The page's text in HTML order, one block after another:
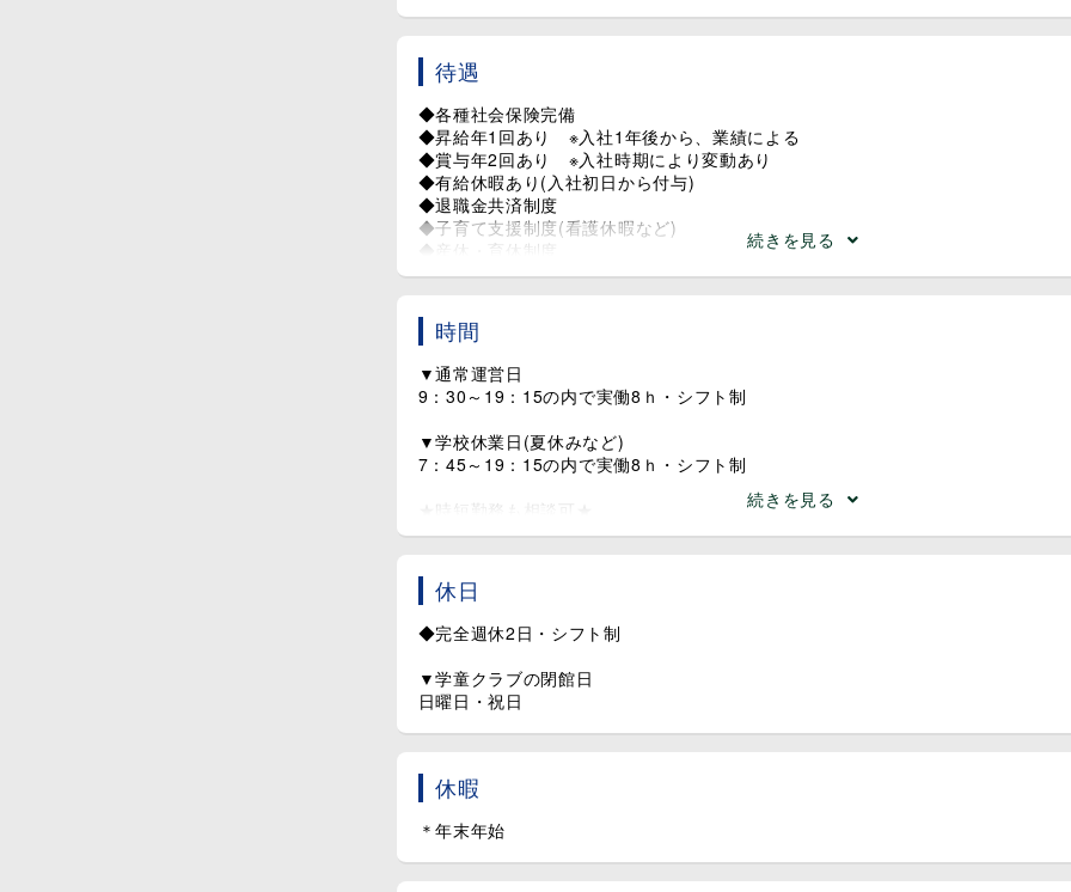
～～ 1日の流れ（例） ～～
＊12：00 ⇒ 休憩・昼食
＊13：00 ⇒ 全体ミーティング、日案作成、イベント準備
＊14：00 ⇒ 児童受け入れ開始。遊びや学習をサポート
＊16：00 ⇒ 買い出し、献立作成～おやつの準備・提供
＊16：30 ⇒ 帰りの会／帰宅準備、安全指導
＊19：00 ⇒ 児童全員が退館後、設備点検、清掃、日誌作成
＊19：15 ⇒ 退勤・お疲れ様でした(^^)/
待遇
続きを見る
◆各種社会保険完備
◆昇給年1回あり ※入社1年後から、業績による
◆賞与年2回あり ※入社時期により変動あり
◆有給休暇あり(入社初日から付与)
◆退職金共済制度
◆子育て支援制度(看護休暇など)
◆産休・育休制度
◆介護休暇
◆交通費全額支給
◆勤続10年表彰
◆定期健康診断
◆受動喫煙対策あり(屋内・敷地内禁煙)
◆借上げ社宅制度 ※規定あり
◆引越し費用援助 ※規定あり
◆住宅手当
◆一人親手当
◆施設見学OK
時間
続きを見る
▼通常運営日
9：30～19：15の内で実働8ｈ・シフト制
▼学校休業日(夏休みなど)
7：45～19：15の内で実働8ｈ・シフト制
★時短勤務も相談可★
社員ファーストの風土が根付いているため、役職に関係なく時短勤務の社員も多
・保育園の送迎がある方
・介護や家庭の事情で... など
休日
◆完全週休2日・シフト制
▼学童クラブの閉館日
日曜日・祝日
休暇
＊年末年始